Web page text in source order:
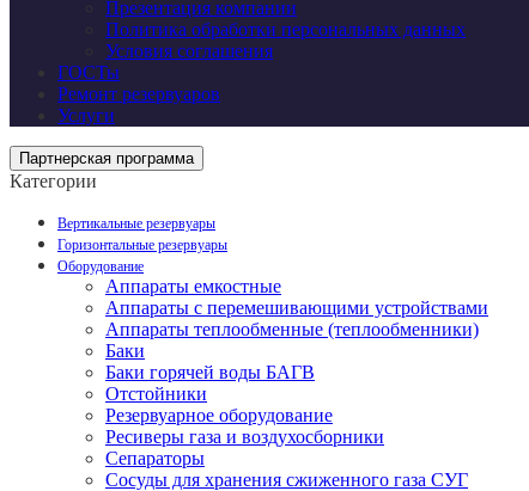
Презентация компании
Политика обработки персональных данных
Условия соглашения
ГОСТы
Ремонт резервуаров
Услуги
Партнерская программа
Категории
Вертикальные резервуары
Горизонтальные резервуары
Оборудование
Аппараты емкостные
Аппараты с перемешивающими устройствами
Аппараты теплообменные (теплообменники)
Баки
Баки горячей воды БАГВ
Отстойники
Резервуарное оборудование
Ресиверы газа и воздухосборники
Сепараторы
Сосуды для хранения сжиженного газа СУГ